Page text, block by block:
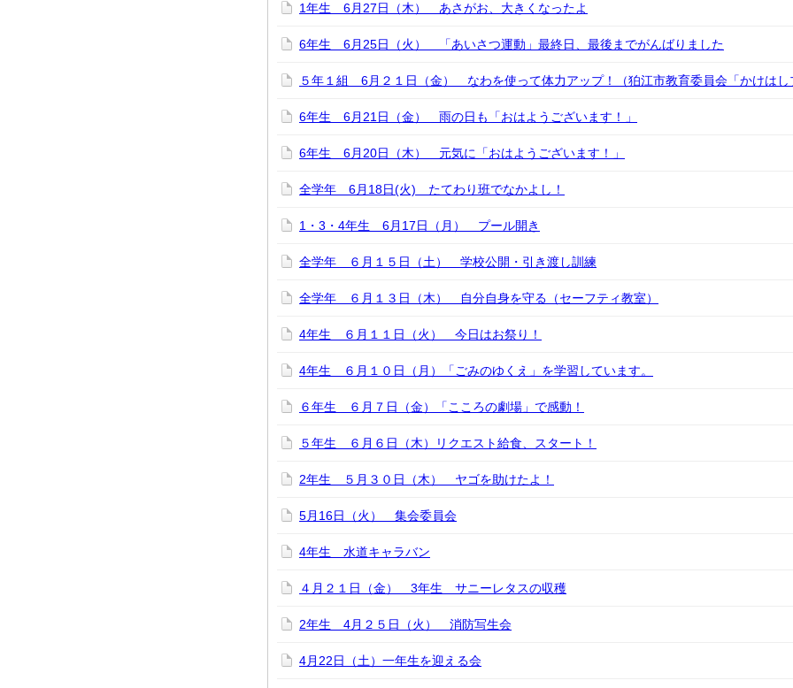
1年生 6月27日（木） あさがお、大きくなったよ
6年生 6月25日（火） 「あいさつ運動」最終日、最後までがんばりました
５年１組 6月２１日（金） なわを使って体力アップ！（狛江市教育委員会「かけはし
6年生 6月21日（金） 雨の日も「おはようございます！」
6年生 6月20日（木） 元気に「おはようございます！」
全学年 6月18日(火) たてわり班でなかよし！
1・3・4年生 6月17日（月） プール開き
全学年 ６月１５日（土） 学校公開・引き渡し訓練
全学年 ６月１３日（木） 自分自身を守る（セーフティ教室）
4年生 ６月１１日（火） 今日はお祭り！
4年生 ６月１０日（月）「ごみのゆくえ」を学習しています。
６年生 ６月７日（金）「こころの劇場」で感動！
５年生 ６月６日（木）リクエスト給食、スタート！
2年生 ５月３０日（木） ヤゴを助けたよ！
5月16日（火） 集会委員会
4年生 水道キャラバン
４月２１日（金） 3年生 サニーレタスの収穫
2年生 4月２５日（火） 消防写生会
4月22日（土）一年生を迎える会